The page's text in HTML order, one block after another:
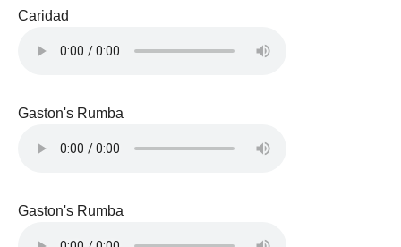
Caridad
Gaston's Rumba
Gaston's Rumba